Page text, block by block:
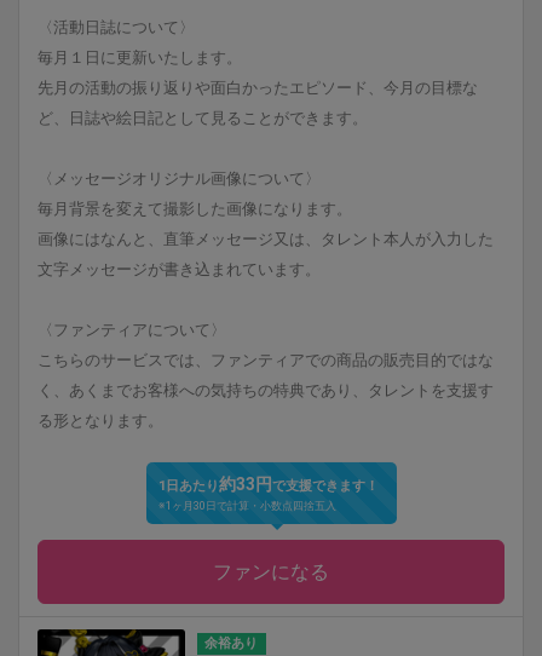
〈活動日誌について〉
毎月１日に更新いたします。
先月の活動の振り返りや面白かったエピソード、今月の目標な
ど、日誌や絵日記として見ることができます。
〈メッセージオリジナル画像について〉
毎月背景を変えて撮影した画像になります。
画像にはなんと、直筆メッセージ又は、タレント本人が入力した
文字メッセージが書き込まれています。
〈ファンティアについて〉
こちらのサービスでは、ファンティアでの商品の販売目的ではな
く、あくまでお客様への気持ちの特典であり、タレントを支援す
る形となります。
1日あたり約33円で支援できます！
※1ヶ月30日で計算・小数点四捨五入
ファンになる
余裕あり